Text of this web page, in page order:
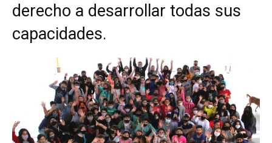
derecho a desarrollar todas sus
capacidades.